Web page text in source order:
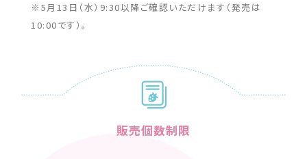
※5月13日（水）9:30以降ご確認いただけます（発売は
10:00です）。
販売個数制限